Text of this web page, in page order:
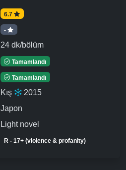
6.7
-
24 dk/bölüm
Tamamlandı
Tamamlandı
Kış 2015
Japon
Light novel
R - 17+ (violence & profanity)